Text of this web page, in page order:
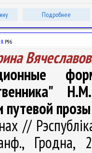
Подробнее
Р96
путевой прозы
//
Гродна,